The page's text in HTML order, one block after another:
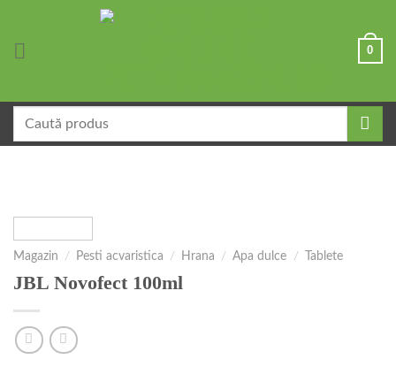
0
după:
Magazin / Pesti acvaristica / Hrana / Apa dulce / Tablete
JBL Novofect 100ml